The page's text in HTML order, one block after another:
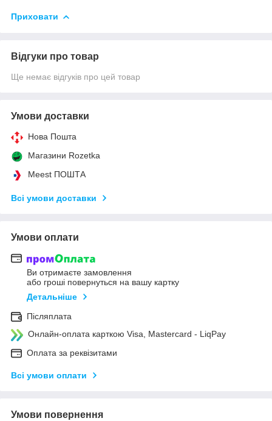
Приховати
Відгуки про товар
Ще немає відгуків про цей товар
Умови доставки
Нова Пошта
Магазини Rozetka
Meest ПОШТА
Всі умови доставки
Умови оплати
Ви отримаєте замовлення
або гроші повернуться на вашу картку
Детальніше
Післяплата
Онлайн-оплата карткою Visa, Mastercard - LiqPay
Оплата за реквізитами
Всі умови оплати
Умови повернення